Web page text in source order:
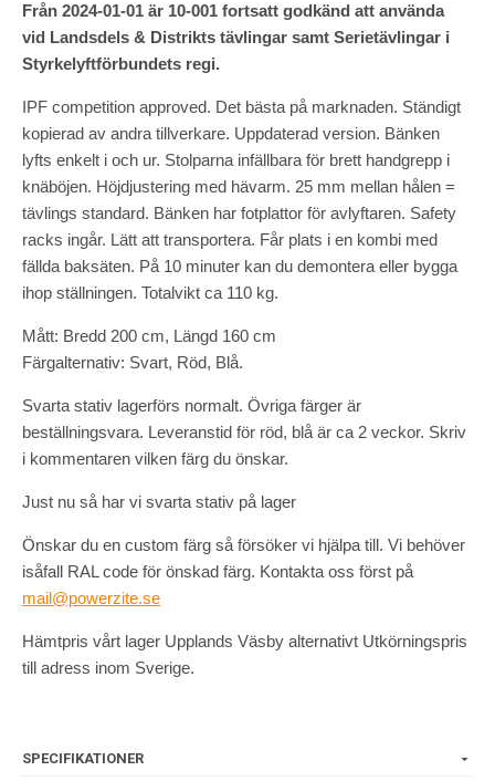
Från 2024-01-01 är 10-001 fortsatt godkänd att använda
vid Landsdels & Distrikts tävlingar samt Serietävlingar i
Styrkelyftförbundets regi.
IPF competition approved. Det bästa på marknaden. Ständigt
kopierad av andra tillverkare. Uppdaterad version. Bänken
lyfts enkelt i och ur. Stolparna infällbara för brett handgrepp i
knäböjen. Höjdjustering med hävarm. 25 mm mellan hålen =
tävlings standard. Bänken har fotplattor för avlyftaren. Safety
racks ingår. Lätt att transportera. Får plats i en kombi med
fällda baksäten. På 10 minuter kan du demontera eller bygga
ihop ställningen. Totalvikt ca 110 kg.
Mått: Bredd 200 cm, Längd 160 cm
Färgalternativ: Svart, Röd, Blå.
Svarta stativ lagerförs normalt. Övriga färger är
beställningsvara. Leveranstid för röd, blå är ca 2 veckor. Skriv
i kommentaren vilken färg du önskar.
Just nu så har vi svarta stativ på lager
Önskar du en custom färg så försöker vi hjälpa till. Vi behöver
isåfall RAL code för önskad färg. Kontakta oss först på
mail@powerzite.se
Hämtpris vårt lager Upplands Väsby alternativt Utkörningspris
till adress inom Sverige.
SPECIFIKATIONER